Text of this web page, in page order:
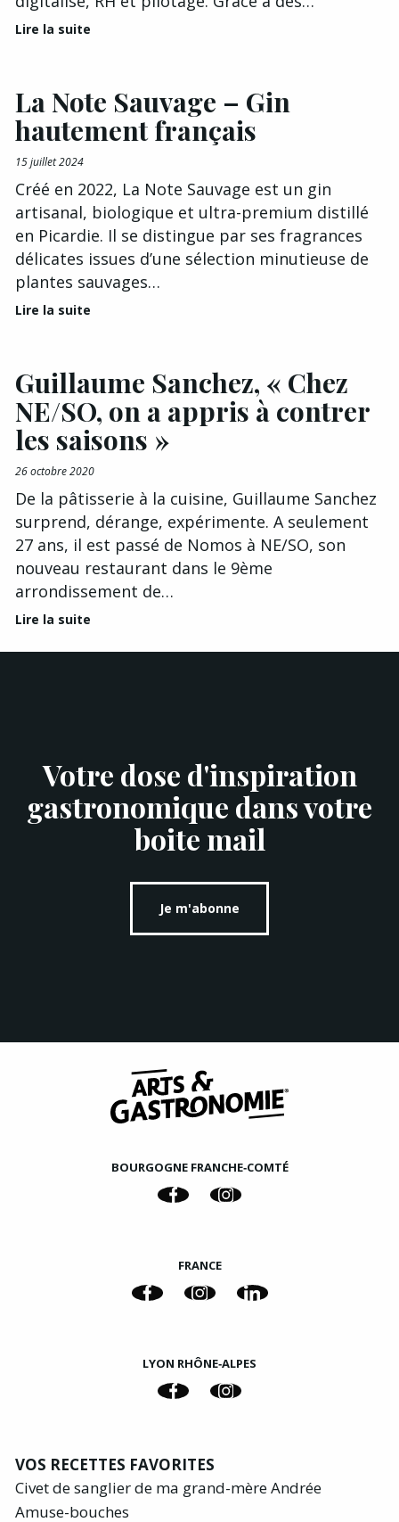
Lire la suite
La Note Sauvage – Gin
hautement français
15 juillet 2024
Créé en 2022, La Note Sauvage est un gin
artisanal, biologique et ultra-premium distillé
en Picardie. Il se distingue par ses fragrances
délicates issues d’une sélection minutieuse de
plantes sauvages…
Lire la suite
Guillaume Sanchez, « Chez
NE/SO, on a appris à contrer
les saisons »
26 octobre 2020
De la pâtisserie à la cuisine, Guillaume Sanchez
surprend, dérange, expérimente. A seulement
27 ans, il est passé de Nomos à NE/SO, son
nouveau restaurant dans le 9ème
arrondissement de…
Lire la suite
Votre dose d'inspiration
gastronomique dans votre
boite mail
Je m'abonne
BOURGOGNE FRANCHE‑COMTÉ
FRANCE
LYON RHÔNE‑ALPES
VOS RECETTES FAVORITES
Civet de sanglier de ma grand-mère Andrée
Amuse-bouches